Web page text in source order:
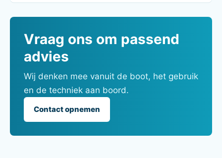
Vraag ons om passend
advies
Wij denken mee vanuit de boot, het gebruik
en de techniek aan boord.
Contact opnemen